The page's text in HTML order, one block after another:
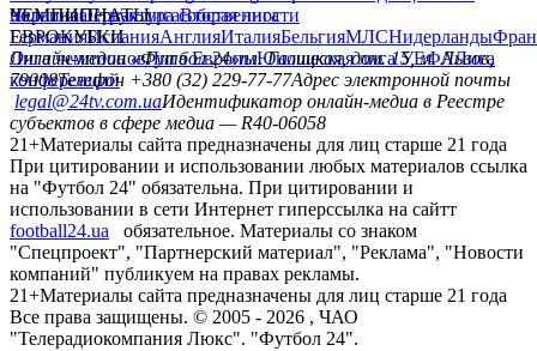
политикаСтруктура собственности
УкраинаПервая лигаВторая лига
ЧЕМПИОНАТЫ
ГерманияИспанияАнглияИталияБельгияМЛСНидерланды
ЕВРОКУБКИ
Лига чемпионовЛига ЕвропыЮношеская лига УЕФАЛига
конференций
Онлайн-медиа «Футбол 24»пл. Галицкая, дом. 15, м. Львов,
79008Телефон +380 (32) 229-77-77Адрес электронной почты
legal@24tv.com.uaИдентификатор онлайн-медиа в Реестре
субъектов в сфере медиа — R40-06058
21+Материалы сайта предназначены для лиц старше 21 года
При цитировании и использовании любых материалов ссылка
на "Футбол 24" обязательна. При цитировании и
использовании в сети Интернет гиперссылка на сайтт
football24.ua
обязательное. Материалы со знаком
"Спецпроект", "Партнерский материал", "Реклама", "Новости
компаний" публикуем на правах рекламы.
21+Материалы сайта предназначены для лиц старше 21 года
Все права защищены. © 2005 - 2026 , ЧАО
"Телерадиокомпания Люкс". "Футбол 24".